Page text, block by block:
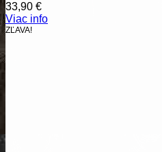
33,90 €
Viac info
ZĽAVA!